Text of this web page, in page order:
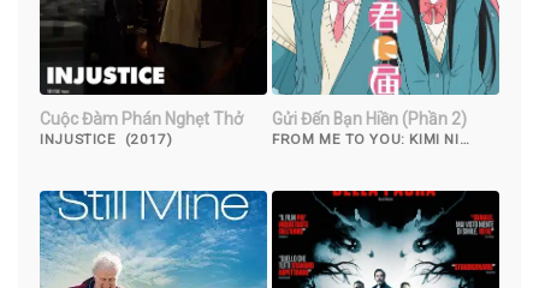
Cuộc Đàm Phán Nghẹt Thở
INJUSTICE (2017)
Gửi Đến Bạn Hiền (Phần 2)
FROM ME TO YOU: KIMI NI